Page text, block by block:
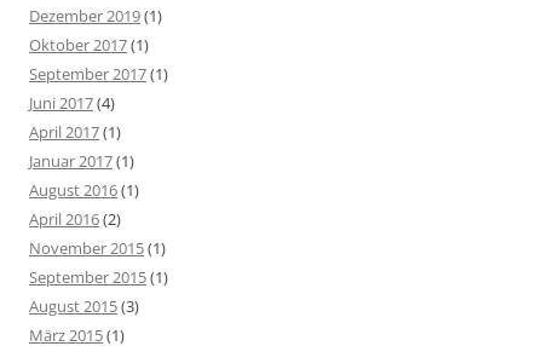
Dezember 2019(1)
Oktober 2017(1)
September 2017(1)
Juni 2017(4)
April 2017(1)
Januar 2017(1)
August 2016(1)
April 2016(2)
November 2015(1)
September 2015(1)
August 2015(3)
März 2015(1)